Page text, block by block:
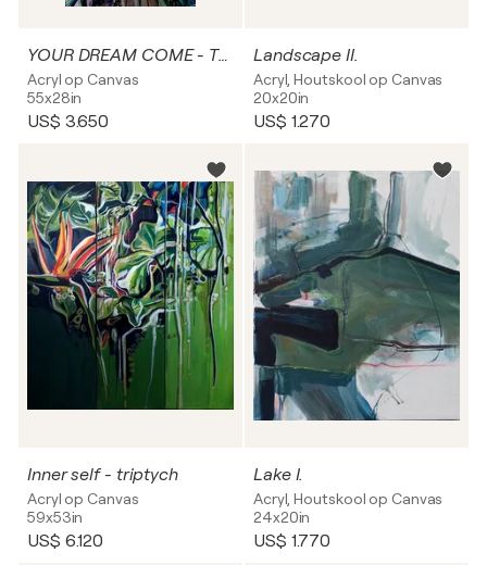
YOUR DREAM COME - TRUE
Acryl op Canvas
55x28in
US$ 3.650
Landscape II.
Acryl, Houtskool op Canvas
20x20in
US$ 1.270
Inner self - triptych
Acryl op Canvas
59x53in
US$ 6.120
Lake I.
Acryl, Houtskool op Canvas
24x20in
US$ 1.770